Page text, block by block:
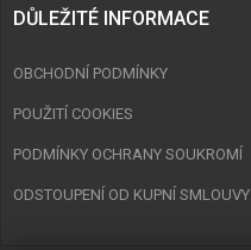
DŮLEŽITÉ INFORMACE
OBCHODNÍ PODMÍNKY
POUŽITÍ COOKIES
PODMÍNKY OCHRANY SOUKROMÍ
ODSTOUPENÍ OD KUPNÍ SMLOUVY